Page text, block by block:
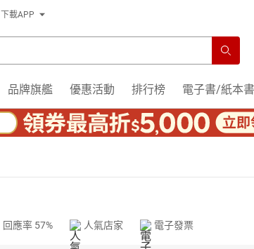
下載APP
品牌旗艦 優惠活動 排行榜 電子書/紙本書
回應率 57% 人氣店家 電子發票